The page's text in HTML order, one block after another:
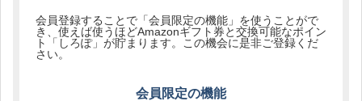
会員登録することで「会員限定の機能」を使うことがで
き、使えば使うほどAmazonギフト券と交換可能なポイン
ト「しろぽ」が貯まります。この機会に是非ご登録くだ
さい。
会員限定の機能